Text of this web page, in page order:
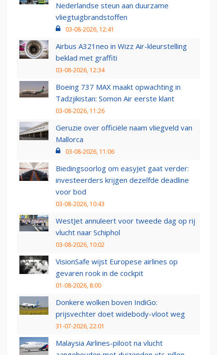
Nederlandse steun aan duurzame
vliegtuigbrandstoffen
03-08-2026, 12:41
Airbus A321neo in Wizz Air-kleurstelling
beklad met graffiti
03-08-2026, 12:34
Boeing 737 MAX maakt opwachting in
Tadzjikistan: Somon Air eerste klant
03-08-2026, 11:26
Geruzie over officiële naam vliegveld van
Mallorca
03-08-2026, 11:06
Biedingsoorlog om easyJet gaat verder:
investeerders krijgen dezelfde deadline
voor bod
03-08-2026, 10:43
WestJet annuleert voor tweede dag op rij
vlucht naar Schiphol
03-08-2026, 10:02
VisionSafe wijst Europese airlines op
gevaren rook in de cockpit
01-08-2026, 8:00
Donkere wolken boven IndiGo:
prijsvechter doet widebody-vloot weg
31-07-2026, 22:01
Malaysia Airlines-piloot na vlucht